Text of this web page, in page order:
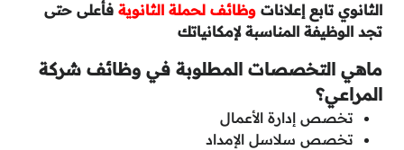
الثانوي تابع إعلانات وظائف لحملة الثانوية فأعلى حتى
تجد الوظيفة المناسبة لإمكانياتك
ماهي التخصصات المطلوبة في وظائف شركة
المراعي؟
تخصص إدارة الأعمال
تخصص سلاسل الإمداد